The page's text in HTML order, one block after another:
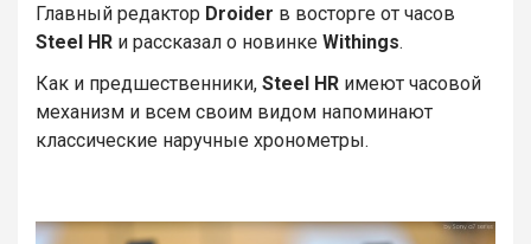
Главный редактор Droider в восторге от часов
Steel HR и рассказал о новинке Withings.
Как и предшественники, Steel HR имеют часовой
механизм и всем своим видом напоминают
классические наручные хронометры.